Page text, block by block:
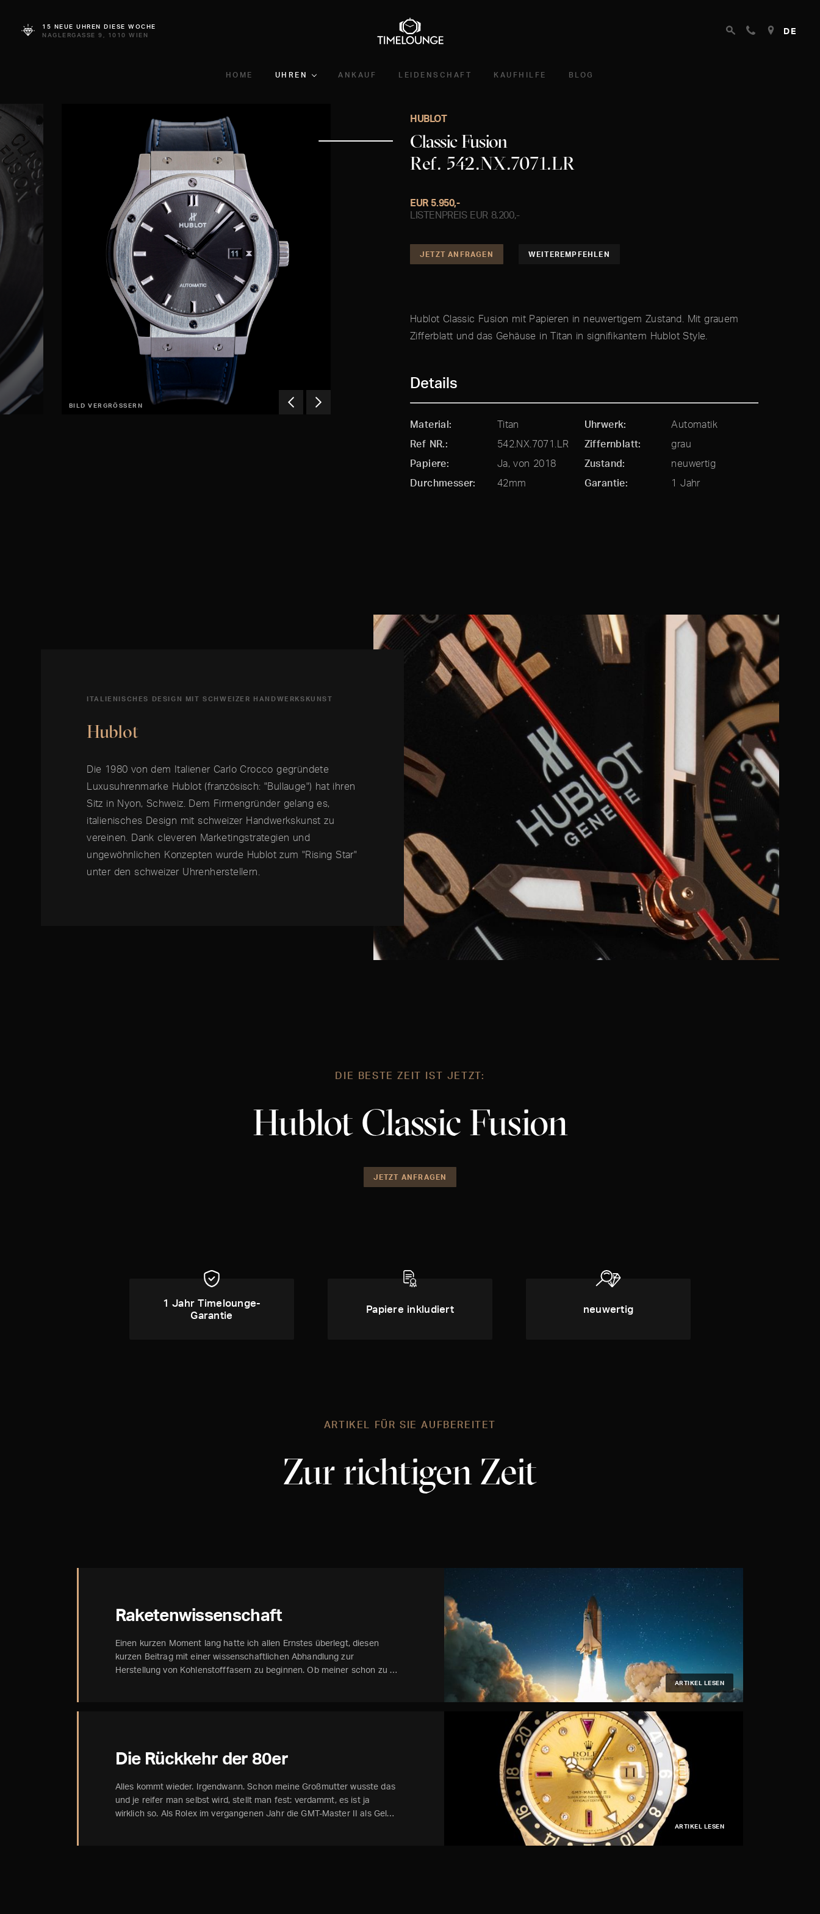
15 NEUE UHREN DIESE WOCHE
NAGLERGASSE 9, 1010 WIEN
DE
HOME UHREN ANKAUF LEIDENSCHAFT KAUFHILFE BLOG
BILD VERGRÖSSERN
HUBLOT
Classic Fusion
Ref. 542.NX.7071.LR
EUR 5.950,-
LISTENPREIS EUR 8.200,-
JETZT ANFRAGEN WEITEREMPFEHLEN
Hublot Classic Fusion mit Papieren in neuwertigem Zustand. Mit grauem
Zifferblatt und das Gehäuse in Titan in signifikantem Hublot Style.
Details
Material Titan Uhrwerk
Automatik
Ref NR.
542.NX.7071.LR Ziffernblatt
grau
Papiere
Ja, von 2018 Zustand
neuwertig
Durchmesser
42mm Garantie 1 Jahr
ITALIENISCHES DESIGN MIT SCHWEIZER HANDWERKSKUNST
Hublot
Die 1980 von dem Italiener Carlo Crocco gegründete
Luxusuhrenmarke Hublot (französisch: "Bullauge") hat ihren
Sitz in Nyon, Schweiz. Dem Firmengründer gelang es,
italienisches Design mit schweizer Handwerkskunst zu
vereinen. Dank cleveren Marketingstrategien und
ungewöhnlichen Konzepten wurde Hublot zum "Rising Star"
unter den schweizer Uhrenherstellern.
DIE BESTE ZEIT IST JETZT:
Hublot Classic Fusion
JETZT ANFRAGEN
1 Jahr Timelounge-
Garantie
Papiere inkludiert neuwertig
ARTIKEL FÜR SIE AUFBEREITET
Zur richtigen Zeit
Raketenwissenschaft
Einen kurzen Moment lang hatte ich allen Ernstes überlegt, diesen
kurzen Beitrag mit einer wissenschaftlichen Abhandlung zur
Herstellung von Kohlenstofffasern zu beginnen. Ob meiner schon zu …
ARTIKEL LESEN
Die Rückkehr der 80er
Alles kommt wieder. Irgendwann. Schon meine Großmutter wusste das
und je reifer man selbst wird, stellt man fest: verdammt, es ist ja
wirklich so. Als Rolex im vergangenen Jahr die GMT-Master II als Gel…
ARTIKEL LESEN